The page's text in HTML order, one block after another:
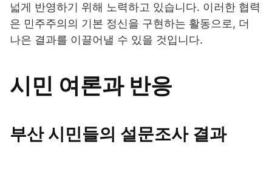
넓게 반영하기 위해 노력하고 있습니다. 이러한 협력
은 민주주의의 기본 정신을 구현하는 활동으로, 더
나은 결과를 이끌어낼 수 있을 것입니다.
시민 여론과 반응
부산 시민들의 설문조사 결과